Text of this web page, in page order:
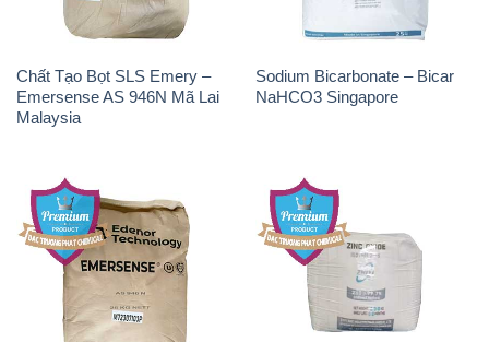
Chất Tạo Bọt SLS Emery –
Emersense AS 946N Mã Lai
Malaysia
Sodium Bicarbonate – Bicar
NaHCO3 Singapore